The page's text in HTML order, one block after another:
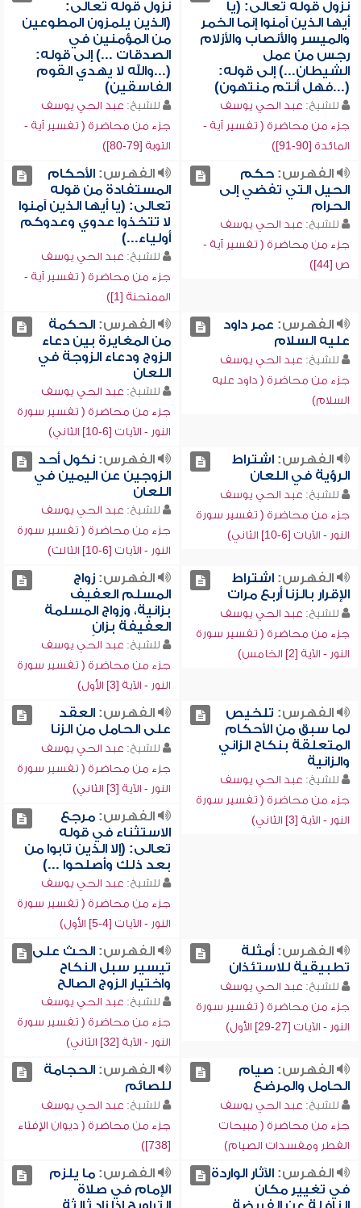
نزول قوله تعالى: (يا
أيها الذين آمنوا إنما الخمر
والميسر والأنصاب والأزلام
رجس من عمل
الشيطان...) إلى قوله:
(...فهل أنتم منتهون)
للشيخ: عبد الحي يوسف
جزء من محاضرة ( تفسير آية -
المائدة [90-91])
نزول قوله تعالى:
(الذين يلمزون المطوعين
من المؤمنين في
الصدقات ...) إلى قوله:
(...والله لا يهدي القوم
الفاسقين)
للشيخ: عبد الحي يوسف
جزء من محاضرة ( تفسير آية -
التوبة [79-80])
الفهرس:حكم
الحيل التي تفضي إلى
الحرام
للشيخ: عبد الحي يوسف
جزء من محاضرة ( تفسير آية -
ص [44])
الفهرس:الأحكام
المستفادة من قوله
تعالى: (يا أيها الذين آمنوا
لا تتخذوا عدوي وعدوكم
أولياء...)
للشيخ: عبد الحي يوسف
جزء من محاضرة ( تفسير آية -
الممتحنة [1])
الفهرس: عمر داود
عليه السلام
للشيخ: عبد الحي يوسف
جزء من محاضرة ( داود عليه
السلام)
الفهرس:الحكمة
من المغايرة بين دعاء
الزوج ودعاء الزوجة في
اللعان
للشيخ: عبد الحي يوسف
جزء من محاضرة ( تفسير سورة
النور - الآيات [6-10] الثاني)
الفهرس:اشتراط
الرؤية في اللعان
للشيخ: عبد الحي يوسف
جزء من محاضرة ( تفسير سورة
النور - الآيات [6-10] الثاني)
الفهرس:نكول أحد
الزوجين عن اليمين في
اللعان
للشيخ: عبد الحي يوسف
جزء من محاضرة ( تفسير سورة
النور - الآيات [6-10] الثالث)
الفهرس:اشتراط
الإقرار بالزنا أربع مرات
للشيخ: عبد الحي يوسف
جزء من محاضرة ( تفسير سورة
النور - الآية [2] الخامس)
الفهرس:زواج
المسلم العفيف
بزانية، وزواج المسلمة
العفيفة بزانٍ
للشيخ: عبد الحي يوسف
جزء من محاضرة ( تفسير سورة
النور - الآية [3] الأول)
الفهرس: تلخيص
لما سبق من الأحكام
المتعلقة بنكاح الزاني
والزانية
للشيخ: عبد الحي يوسف
جزء من محاضرة ( تفسير سورة
النور - الآية [3] الثاني)
الفهرس:العقد
على الحامل من الزنا
للشيخ: عبد الحي يوسف
جزء من محاضرة ( تفسير سورة
النور - الآية [3] الثاني)
الفهرس:مرجع
الاستثناء في قوله
تعالى: (إلا الذين تابوا من
بعد ذلك وأصلحوا ...)
للشيخ: عبد الحي يوسف
جزء من محاضرة ( تفسير سورة
النور - الآيات [4-5] الأول)
الفهرس:أمثلة
تطبيقية للاستئذان
للشيخ: عبد الحي يوسف
جزء من محاضرة ( تفسير سورة
النور - الآيات [27-29] الأول)
الفهرس:الحث على
تيسير سبل النكاح
واختيار الزوج الصالح
للشيخ: عبد الحي يوسف
جزء من محاضرة ( تفسير سورة
النور - الآية [32] الثاني)
الفهرس: صيام
الحامل والمرضع
للشيخ: عبد الحي يوسف
جزء من محاضرة ( مبيحات
الفطر ومفسدات الصيام)
الفهرس:الحجامة
للصائم
للشيخ: عبد الحي يوسف
جزء من محاضرة ( ديوان الإفتاء
[738])
الفهرس:الآثار الواردة
في تغيير مكان
الفهرس:ما يلزم
الإمام في صلاة